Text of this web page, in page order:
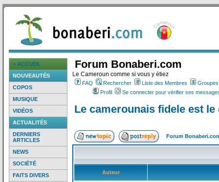
> ACCUEIL
NOUVEAUTÉS
COPOS
MUSIQUE
VIDÉOS
ACTUALITÉS
DERNIERS
ARTICLES
NEWS
SOCIÉTÉ
FAITS DIVERS
Forum Bonaberi.com
Le Cameroun comme si vous y étiez
FAQ Rechercher Liste des Membres
Profil
Se connecter pour vérifier ses
Le camerounais fidele est
Forum
Auteur